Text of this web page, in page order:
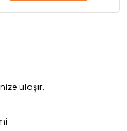
ulaşır.